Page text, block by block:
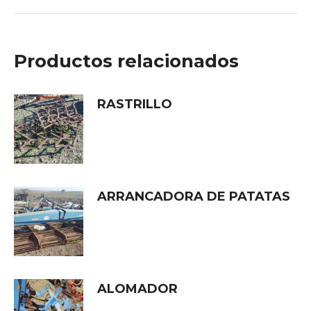
Productos relacionados
RASTRILLO
ARRANCADORA DE PATATAS
ALOMADOR